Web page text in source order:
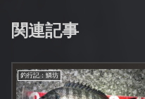
関連記事
釣行記：鱗坊